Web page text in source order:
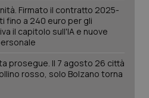
Firmato il contratto 2025-
fino a 240 euro per gli
il capitolo sull'IA e nuove
prosegue. Il 7 agosto 26 città
rosso, solo Bolzano torna
CookieScript